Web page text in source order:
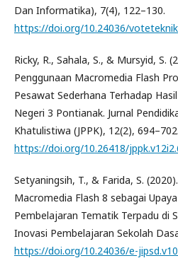
Dan Informatika), 7(4), 122–130.
https://doi.org/10.24036/
Ricky, R., Sahala, S., & Mursyid, S.
Penggunaan Macromedia Flash
Pesawat Sederhana Terhadap
Negeri 3 Pontianak. Jurnal
Khatulistiwa (JPPK), 12(2), 694–702.
https://doi.org/10.26418/
Setyaningsih, T., & Farida, S.
Macromedia Flash 8 sebagai
Pembelajaran Tematik Terpadu di
Inovasi Pembelajaran Sekolah
https://doi.org/10.24036/e-